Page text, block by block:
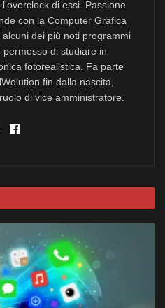
di essi. Passione
con la Computer Grafica
dei più noti programmi
di studiare in
fotorealistica. Fa parte
fin dalla nascita,
di vice amministratore.